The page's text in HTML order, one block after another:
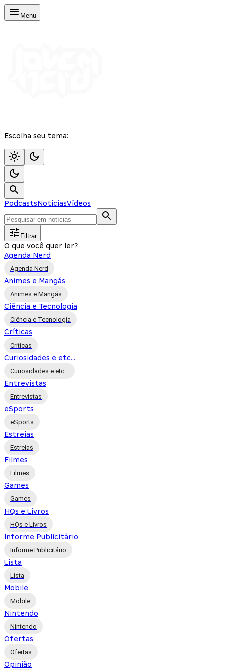
Menu
Escolha seu tema:
PodcastsNotíciasVídeos
Filtrar
O que você quer ler?
Agenda Nerd
Agenda Nerd
Animes e Mangás
Animes e Mangás
Ciência e Tecnologia
Ciência e Tecnologia
Críticas
Críticas
Curiosidades e etc...
Curiosidades e etc...
Entrevistas
Entrevistas
eSports
eSports
Estreias
Estreias
Filmes
Filmes
Games
Games
HQs e Livros
HQs e Livros
Informe Publicitário
Informe Publicitário
Lista
Lista
Mobile
Mobile
Nintendo
Nintendo
Ofertas
Ofertas
Opinião